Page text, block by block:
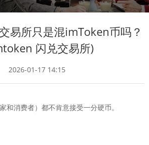
易所只是混imToken币吗？
闪兑交易所)
2026-01-17 14:15
和消费者）都不肯意接受一分硬币。